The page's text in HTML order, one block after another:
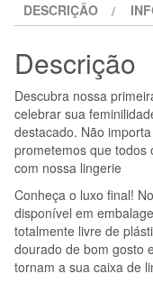
BABYDOLL
L/XL
DESCRIÇÃO
Descrição
Descubra nossa
celebrar sua
destacado. Não
prometemos que todos
com nossa lingerie
Conheça o luxo final!
disponível em
totalmente livre de
dourado de bom gosto
tornam a sua caixa de